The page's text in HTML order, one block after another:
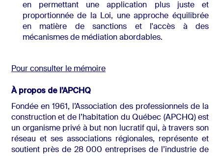
en permettant une application plus juste et
proportionnée de la Loi, une approche équilibrée
en matière de sanctions et l'accès à des
mécanismes de médiation abordables.
Pour consulter le mémoire
À propos de l’APCHQ
Fondée en 1961, l’Association des professionnels de la
construction et de l’habitation du Québec (APCHQ) est
un organisme privé à but non lucratif qui, à travers son
réseau et ses associations régionales, représente et
soutient près de 28 000 entreprises de l’industrie de